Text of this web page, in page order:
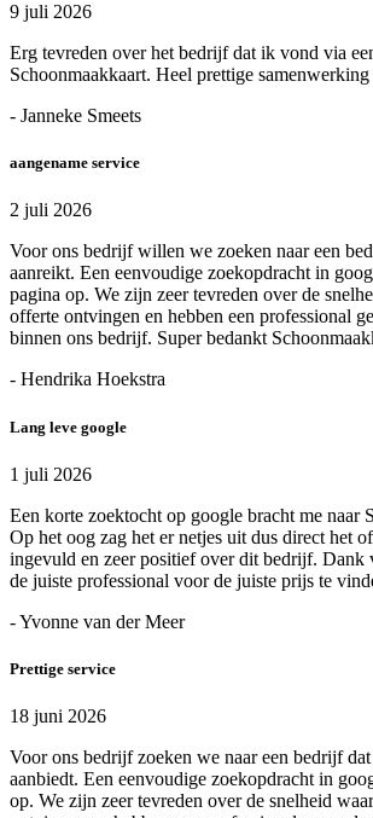
9 juli 2026
Erg tevreden over het bedrijf dat ik vond via
Schoonmaakkaart. Heel prettige samenwerking
- Janneke Smeets
aangename service
2 juli 2026
Voor ons bedrijf willen we zoeken naar een
aanreikt. Een eenvoudige zoekopdracht in
pagina op. We zijn zeer tevreden over de
offerte ontvingen en hebben een professional
binnen ons bedrijf. Super bedankt
- Hendrika Hoekstra
Lang leve google
1 juli 2026
Een korte zoektocht op google bracht me naar
Op het oog zag het er netjes uit dus direct het
ingevuld en zeer positief over dit bedrijf.
de juiste professional voor de juiste prijs te
- Yvonne van der Meer
Prettige service
18 juni 2026
Voor ons bedrijf zoeken we naar een bedrijf
aanbiedt. Een eenvoudige zoekopdracht in
op. We zijn zeer tevreden over de snelheid